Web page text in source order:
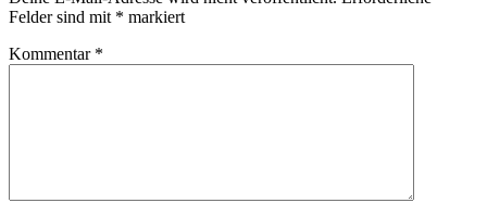
Felder sind mit * markiert
Kommentar *